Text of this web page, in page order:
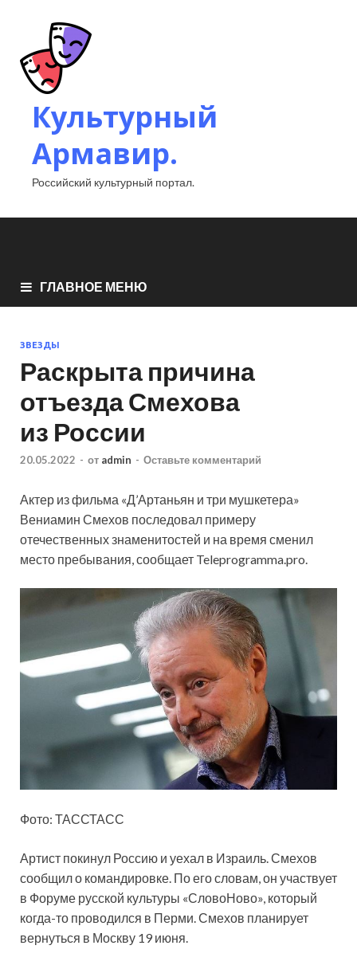
Культурный
Армавир.
Российский культурный портал.
ГЛАВНОЕ МЕНЮ
ЗВЕЗДЫ
Раскрыта причина
отъезда Смехова
из России
20.05.2022 - от admin - Оставьте комментарий
Актер из фильма «Д’Артаньян и три мушкетера»
Вениамин Смехов последовал примеру
отечественных знаменитостей и на время сменил
место пребывания, сообщает Teleprogramma.pro.
Фото: ТАССТАСС
Артист покинул Россию и уехал в Израиль. Смехов
сообщил о командировке. По его словам, он участвует
в Форуме русской культуры «СловоНово», который
когда-то проводился в Перми. Смехов планирует
вернуться в Москву 19 июня.